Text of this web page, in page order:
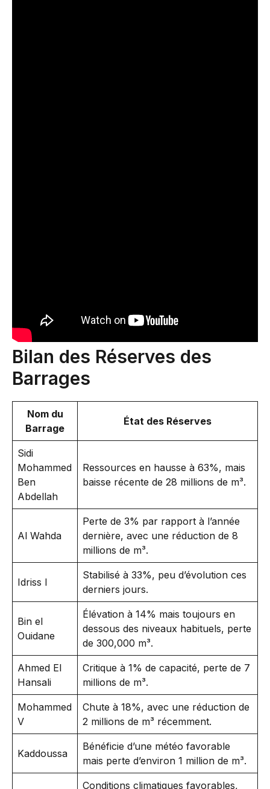
Bilan des Réserves des
Barrages
Nom du
Barrage
État des Réserves
Sidi
Mohammed
Ben
Abdellah
Ressources en hausse à 63%, mais
baisse récente de 28 millions de m³.
Al Wahda
Perte de 3% par rapport à l’année
dernière, avec une réduction de 8
millions de m³.
Idriss I
Stabilisé à 33%, peu d’évolution ces
derniers jours.
Bin el
Ouidane
Élévation à 14% mais toujours en
dessous des niveaux habituels, perte
de 300,000 m³.
Ahmed El
Hansali
Critique à 1% de capacité, perte de 7
millions de m³.
Mohammed
V
Chute à 18%, avec une réduction de
2 millions de m³ récemment.
Kaddoussa
Bénéficie d’une météo favorable
mais perte d’environ 1 million de m³.
Conditions climatiques favorables,